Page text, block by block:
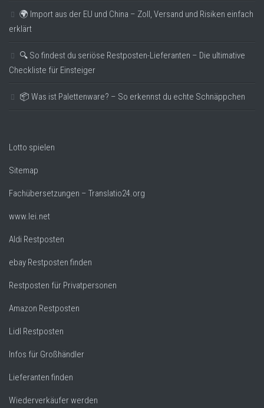
🌍 Import aus der EU und China – Zoll, Versand und Risiken einfach
erklärt
🔍 So findest du seriöse Restposten-Lieferanten – Die ultimative
Checkliste für Einsteiger
📦 Was ist Palettenware? – So erkennst du echte Schnäppchen
Lotto spielen
Sitemap
Fachübersetzungen – Translatio24.org
www.lei.net
Aldi Restposten
ebay Restposten finden
Restposten für Privatpersonen
Amazon Restposten
Lidl Restposten
Infos für Großhändler
Lieferanten finden
Wiederverkäufer werden